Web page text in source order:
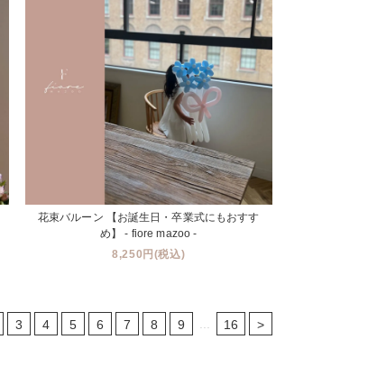
花束バルーン 【お誕生日・卒業式にもおすす
め】 - fiore mazoo -
8,250円(税込)
3 4 5 6 7 8 9 16 >